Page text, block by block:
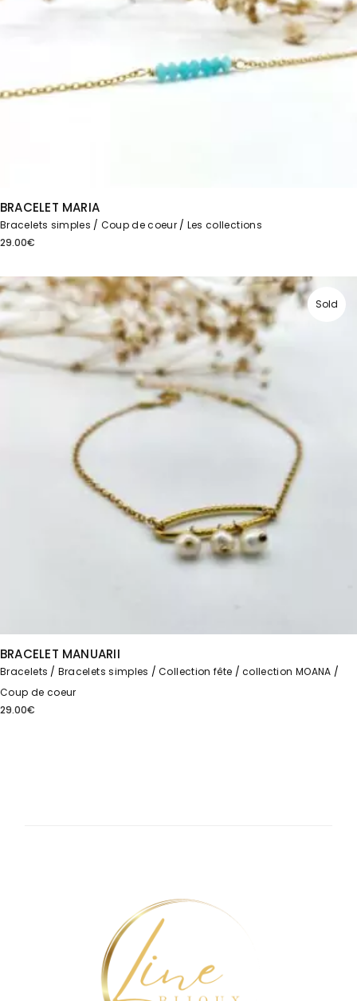
BRACELET MARIA
Bracelets simples Coup de coeur
Les collections
29.00€
Sold
BRACELET MANUARII
Bracelets Bracelets simples Collection fête
collection MOANA
Coup de coeur
29.00€